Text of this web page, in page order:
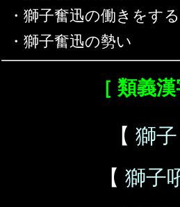
・獅子奮迅の働きをする
・獅子奮迅の勢い
［ 類義漢
【 獅子
【 獅子